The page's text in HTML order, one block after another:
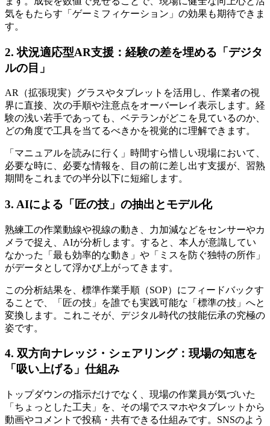
気をもたらす「ゲーミフィケーション」の効果も期待できま
す。
2. 状況適応型AR支援：経験の差を埋める「デジタ
ルの目」
AR（拡張現実）グラスやタブレットを活用し、作業者の視
界に直接、次の手順や注意点をオーバーレイ表示します。経
験の浅い若手であっても、ベテランがどこを見ているのか、
どの角度で工具を当てるべきかを視覚的に理解できます。
「マニュアルを読みに行く」時間すら惜しい現場において、
必要な時に、必要な情報を、目の前に差し出す支援が、習熟
期間をこれまでの半分以下に短縮します。
3. AIによる「匠の技」の抽出とモデル化
熟練工の作業動線や視線の動き、力加減などをセンサーやカ
メラで捉え、AIが分析します。すると、本人が意識してい
なかった「最も効率的な動き」や「ミスを防ぐ独特の所作」
がデータとして浮かび上がってきます。
この分析結果を、標準作業手順（SOP）にフィードバックす
ることで、
「匠の技」を誰でも実践可能な「標準の技」へと
変換 します。これこそが、デジタル時代の技能伝承の究極の
姿です。
4. 双方向ナレッジ・シェアリング：現場の知恵を
「吸い上げる」仕組み
トップダウンの指示だけでなく、現場の作業員が気づいた
「ちょっとした工夫」を、その場でスマホやタブレットから
動画やコメントで投稿・共有できる仕組みです。SNSのよう